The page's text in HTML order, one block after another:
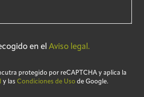
en el Aviso legal.
protegido por reCAPTCHA y aplica la
y las Condiciones de Uso de Google.